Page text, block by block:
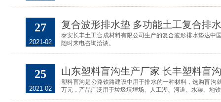
27
2021-02
复合波形排水垫 多功能土工复合排
泰安长丰土工合成材料有限公司生产的复合波形排水垫达中
随时来电咨询洽谈。
25
2021-02
山东塑料盲沟生产厂家 长丰塑料盲
塑料盲沟是公路铁路建设中用于排水的一种材料，选购盲沟
万元，产品广泛用于垃圾填埋场、人工湖、河道、水渠、地